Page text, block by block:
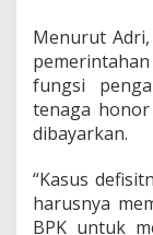
Menurut
fungsi
tenaga
dibayarkan.
“Kasus
harusnya
BPK untuk